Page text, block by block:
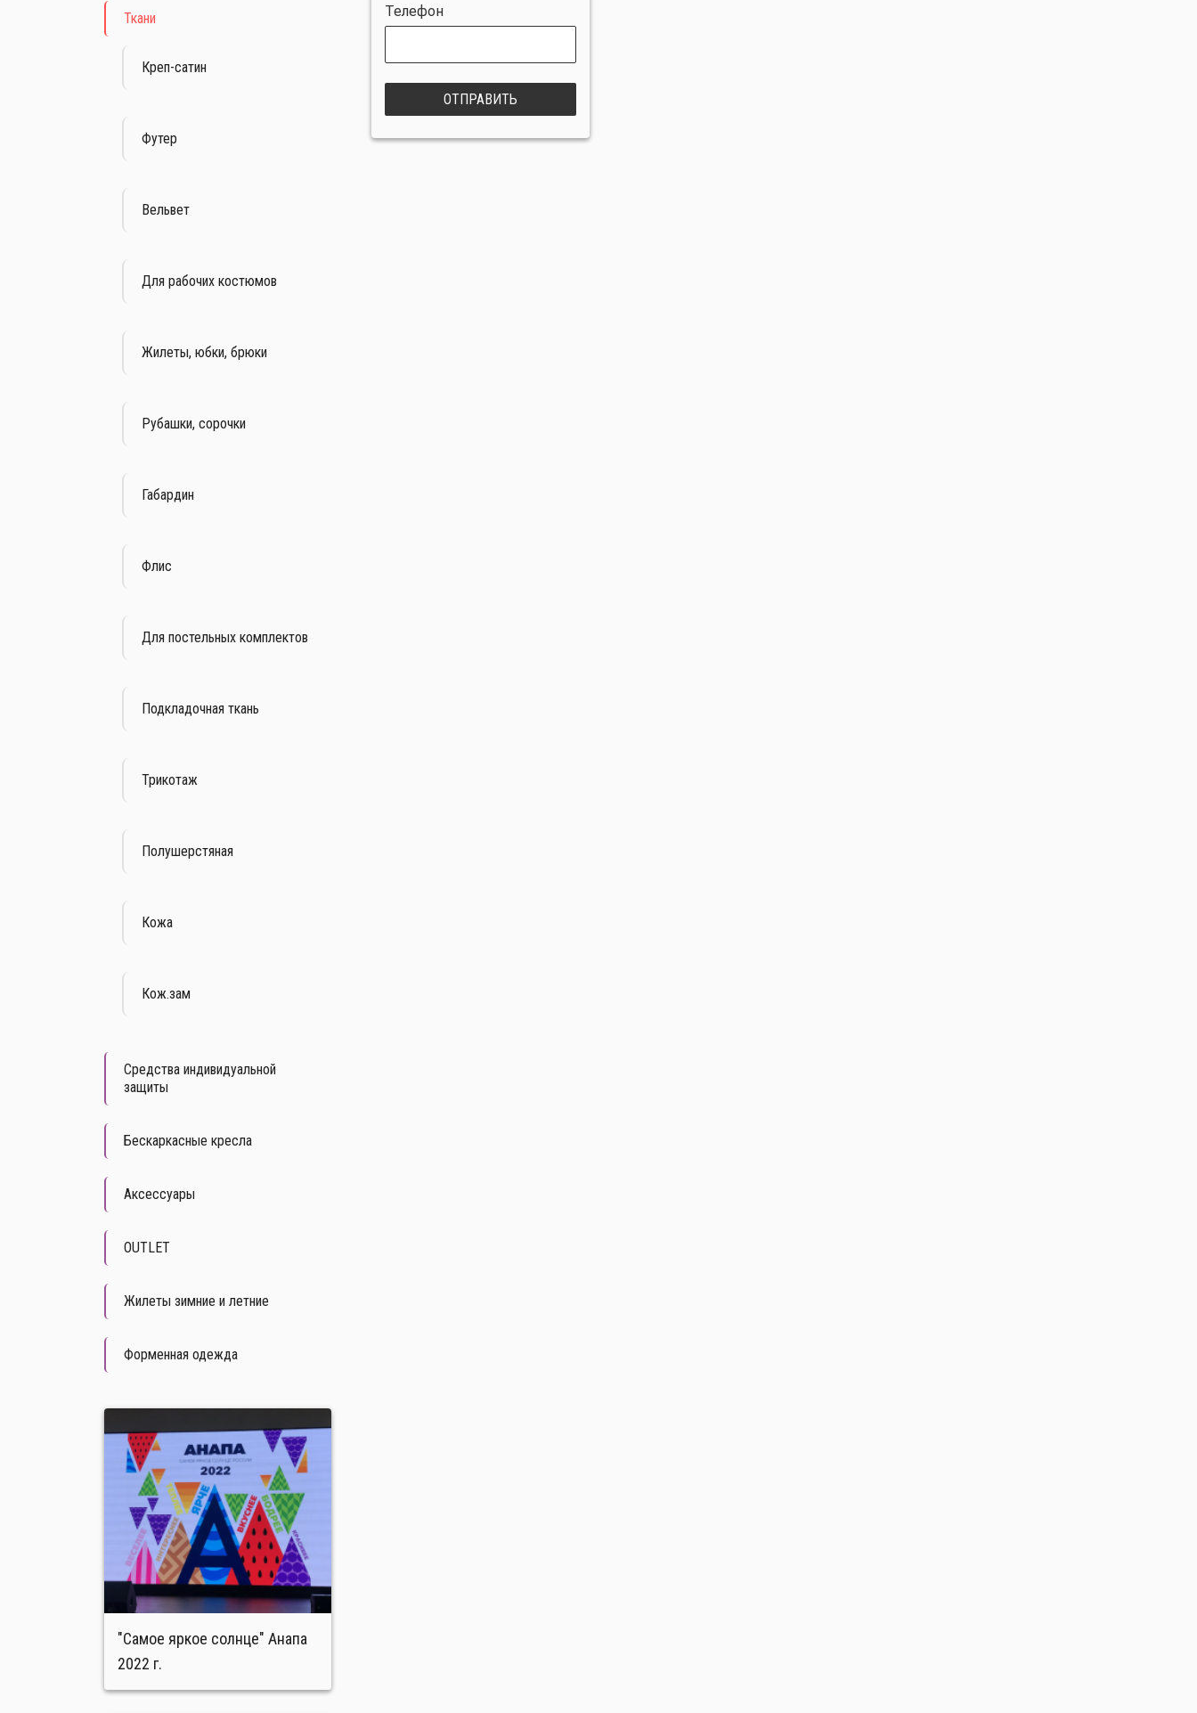
Ткани
Креп-сатин
Футер
Вельвет
Для рабочих костюмов
Жилеты, юбки, брюки
Рубашки, сорочки
Габардин
Флис
Для постельных комплектов
Подкладочная ткань
Трикотаж
Полушерстяная
Кожа
Кож.зам
Средства индивидуальной
защиты
Бескаркасные кресла
Аксессуары
OUTLET
Жилеты зимние и летние
Форменная одежда
"Самое яркое солнце" Анапа
2022 г.
Телефон
ОТПРАВИТЬ